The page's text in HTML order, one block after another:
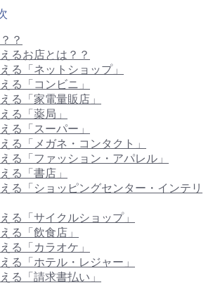
？
るお店とは？？
る「ネットショップ」
る「コンビニ」
る「家電量販店」
る「薬局」
る「スーパー」
る「メガネ・コンタクト」
る「ファッション・アパレル」
る「書店」
る「ショッピングセンター・インテリ
る「サイクルショップ」
る「飲食店」
る「カラオケ」
る「ホテル・レジャー」
る「請求書払い」